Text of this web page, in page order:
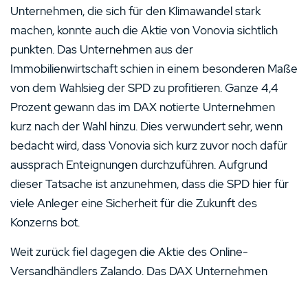
Unternehmen, die sich für den Klimawandel stark
machen, konnte auch die Aktie von Vonovia sichtlich
punkten. Das Unternehmen aus der
Immobilienwirtschaft schien in einem besonderen Maße
von dem Wahlsieg der SPD zu profitieren. Ganze 4,4
Prozent gewann das im DAX notierte Unternehmen
kurz nach der Wahl hinzu. Dies verwundert sehr, wenn
bedacht wird, dass Vonovia sich kurz zuvor noch dafür
aussprach Enteignungen durchzuführen. Aufgrund
dieser Tatsache ist anzunehmen, dass die SPD hier für
viele Anleger eine Sicherheit für die Zukunft des
Konzerns bot.
Weit zurück fiel dagegen die Aktie des Online-
Versandhändlers Zalando. Das DAX Unternehmen